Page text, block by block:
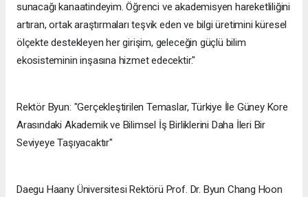
sunacağı kanaatindeyim. Öğrenci ve akademisyen hareketliliğini
artıran, ortak araştırmaları teşvik eden ve bilgi üretimini küresel
ölçekte destekleyen her girişim, geleceğin güçlü bilim
ekosisteminin inşasına hizmet edecektir."
Rektör Byun: "Gerçekleştirilen Temaslar, Türkiye İle Güney Kore
Arasındaki Akademik ve Bilimsel İş Birliklerini Daha İleri Bir
Seviyeye Taşıyacaktır"
Daegu Haany Üniversitesi Rektörü Prof. Dr. Byun Chang Hoon